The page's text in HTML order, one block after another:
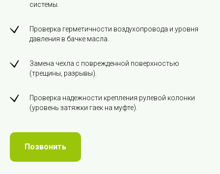
системы.
Проверка герметичности воздухопровода и уровня
давления в бачке масла.
Замена чехла с поврежденной поверхностью
(трещины, разрывы).
Проверка надежности крепления рулевой колонки
(уровень затяжки гаек на муфте).
Позвонить